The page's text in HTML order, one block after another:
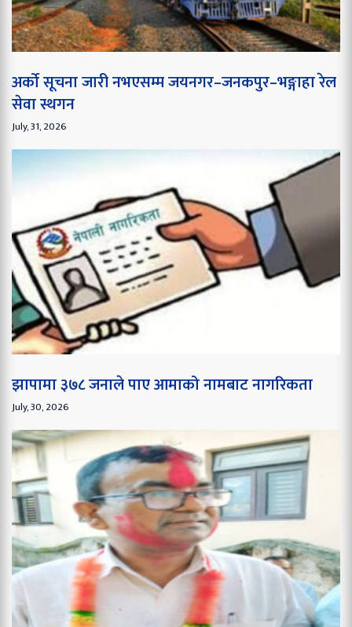
अर्को सूचना जारी नभएसम्म जयनगर–जनकपुर–भङ्गाहा रेल
सेवा स्थगन
July, 31, 2026
झापामा ३७८ जनाले पाए आमाको नामबाट नागरिकता
July, 30, 2026